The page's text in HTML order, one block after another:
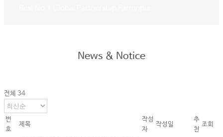
News & Notice
전체 34
번
호
제목
작성
자
작성일
추
천
조회